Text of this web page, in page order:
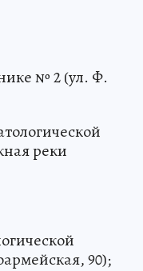
№ 2 (ул. Ф.
реки
90);